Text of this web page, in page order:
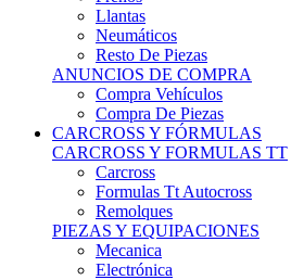
Neumáticos
Resto De Piezas
ANUNCIOS DE COMPRA
Compra Vehículos
Compra De Piezas
CARCROSS Y FÓRMULAS
CARCROSS Y FORMULAS TT
Carcross
Formulas Tt Autocross
Remolques
PIEZAS Y EQUIPACIONES
Mecanica
Electrónica
Chasis Y Carrocería